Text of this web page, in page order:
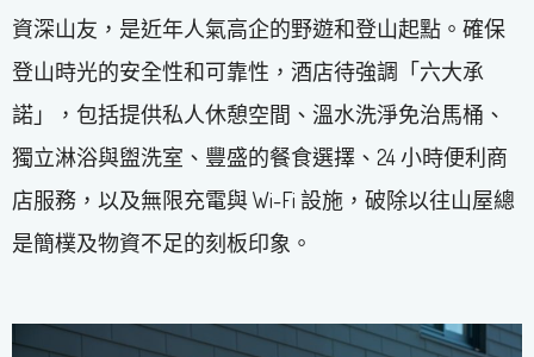
資深山友，是近年人氣高企的野遊和登山起點。確保
登山時光的安全性和可靠性，酒店待強調「六大承
諾」，包括提供私人休憩空間、溫水洗淨免治馬桶、
獨立淋浴與盥洗室、豐盛的餐食選擇、24 小時便利商
店服務，以及無限充電與 Wi-Fi 設施，破除以往山屋總
是簡樸及物資不足的刻板印象。